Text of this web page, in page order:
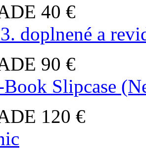
40 €
doplnené a
90 €
Book Slipcase
120 €